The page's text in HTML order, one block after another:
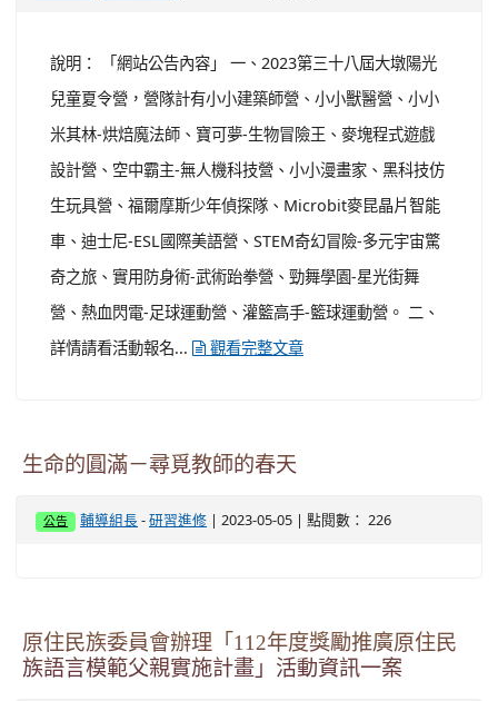
說明： 「網站公告內容」 一、2023第三十八屆大墩陽光
兒童夏令營，營隊計有小小建築師營、小小獸醫營、小小
米其林-烘焙魔法師、寶可夢-生物冒險王、麥塊程式遊戲
設計營、空中霸主-無人機科技營、小小漫畫家、黑科技仿
生玩具營、福爾摩斯少年偵探隊、Microbit麥昆晶片智能
車、迪士尼-ESL國際美語營、STEM奇幻冒險-多元宇宙驚
奇之旅、實用防身術-武術跆拳營、勁舞學園-星光街舞
營、熱血閃電-足球運動營、灌籃高手-籃球運動營。 二、
詳情請看活動報名...
觀看完整文章
生命的圓滿－尋覓教師的春天
公告 輔導組長 -研習進修 | 2023-05-05 | 點閱數： 226
原住民族委員會辦理「112年度獎勵推廣原住民
族語言模範父親實施計畫」活動資訊一案